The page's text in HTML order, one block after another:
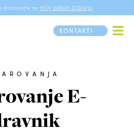
dostopajte na MOJ VARUH ZDRAVJA
KONTAKTI
E-